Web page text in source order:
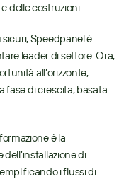
delle costruzioni.
Speedpanel è
leader di settore. Ora,
all’orizzonte,
fase di crescita, basata
è la
di
i flussi di